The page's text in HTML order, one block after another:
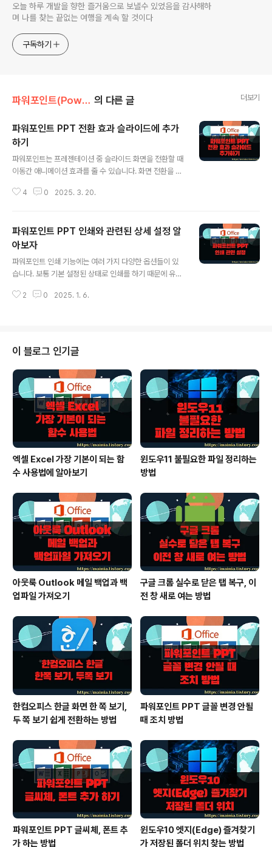
오늘 하루 개발을 향한 즐거움으로 보낼수 있었음을 감사해하
며 나를 찾는 끝없는 여행을 계속 할 것이다
구독하기
파워포인트(PowerPoint) 의 다른 글 더보기
파워포인트 PPT 전환 효과 슬라이드에 추가
하기
파워포인트는 프레젠테이션 중 슬라이드 화면을 전환할 때
이동간 애니메이션 효과를 줄 수 있습니다. 화면 전환을 어
런 전환은 속도와 화면의 형태, 소리까지 추가가 가능합니
라이드 리스트에서 하나를 선택합니다. 그리고 [전환] 탭의
[슬라이드 화면 전환] 그룹으로 갑니다. ▼ 슬라이드 화면
전환 창에는 다양한 전환 효과들이 추가 되어 있습니다.
[자세히] 화살표 버튼을 눌러 창을 띄웁니다. 목록에서 마
음에 드는 효과를 클릭해 보세요. 한번 클릭으로 화려하게
꾸밀 수 있습니다. 각 전환 효과 아이콘들을 선택하고 왼쪽
4 0 2025. 3. 20.
파워포인트 PPT 인쇄와 관련된 상세 설정 알
아보자
파워포인트 인쇄 기능에는 여러 가지 다양한 옵션들이 있
습니다. 보통 기본 설정된 상태로 인쇄를 하기 때문에 유용
의 용지에 여러 슬라이드를 한번에 인쇄하는 기능은 자주
니다. 인쇄 설정에는 총 6가지 종류의 선택 옵션이 있습니
다. ▼ 첫 번째는 제일 상단에 있는 슬라이드 인쇄 옵션입
니다. 이 옵션은 슬라이드 인쇄 범위를 지정합니다. 기본은
전체 슬라이드를 인쇄하는 것이며, 현재 슬라이드 또는 범
위를 지정해서 특정 페이지만 인쇄할 수 있습니다. ※ 아래
는 참고하면 좋을 만한 글들의..
2 0 2025. 1. 6.
이 블로그 인기글
엑셀 Excel 가장 기본이 되는 함
수 사용법에 알아보기
윈도우11 불필요한 파일 정리하는
방법
아웃룩 Outlook 메일 백업과 백
업파일 가져오기
구글 크롬 실수로 닫은 탭 복구, 이
전 창 새로 여는 방법
한컴오피스 한글 화면 한 쪽 보기,
두 쪽 보기 쉽게 전환하는 방법
파워포인트 PPT 글꼴 변경 안될
때 조치 방법
파워포인트 PPT 글씨체, 폰트 추
가 하는 방법
윈도우10 엣지(Edge) 즐겨찾기
가 저장된 폴더 위치 찾는 방법